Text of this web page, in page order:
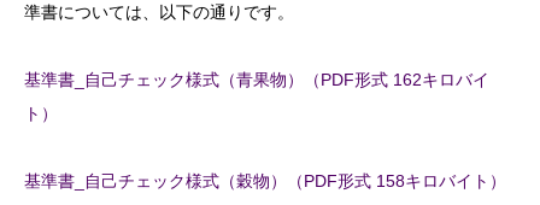
準書については、以下の通りです。
基準書_自己チェック様式（青果物）（PDF形式 162キロバイ
ト）
基準書_自己チェック様式（穀物）（PDF形式 158キロバイト）